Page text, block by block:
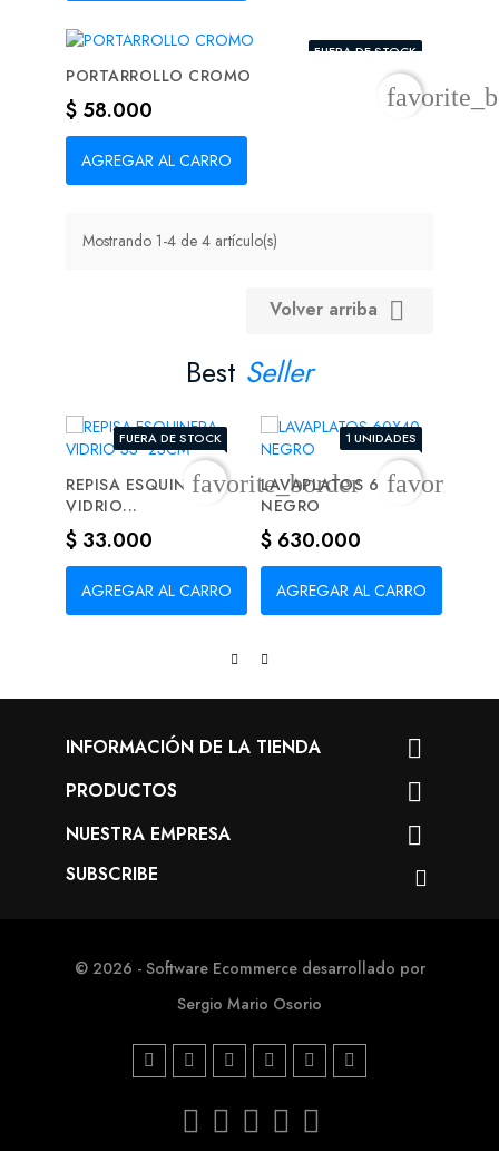
FUERA DE STOCK
PORTARROLLO CROMO
Precio
$ 58.000
AGREGAR AL CARRO
Mostrando 1-4 de 4 artículo(s)
Volver arriba 
Best Seller
FUERA DE STOCK
REPISA ESQUINERA
VIDRIO...
Precio
$ 33.000
AGREGAR AL CARRO
favorite_border
1 UNIDADES
LAVAPLATOS 60X40
NEGRO
Precio
$ 630.000
AGREGAR AL CARRO
INFORMACIÓN DE LA TIENDA 
PRODUCTOS 
NUESTRA EMPRESA 
SUBSCRIBE
© 2026 - Software Ecommerce desarrollado por
Sergio Mario Osorio